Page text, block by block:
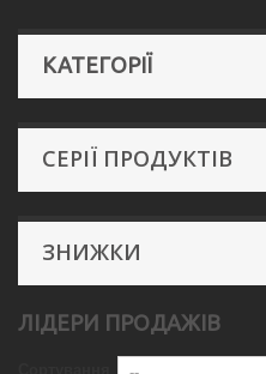
КАТЕГОРІЇ
СЕРІЇ ПРОДУКТІВ
ЗНИЖКИ
ЛІДЕРИ ПРОДАЖІВ